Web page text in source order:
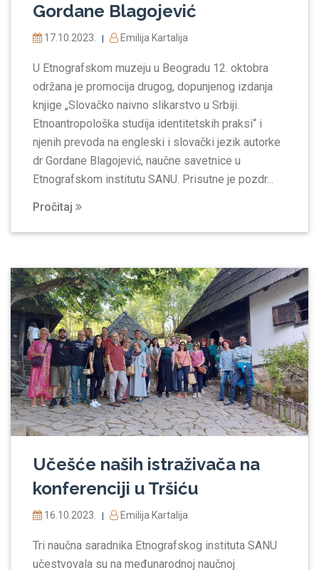
Gordane Blagojević
17.10.2023. Emilija Kartalija
U Etnografskom muzeju u Beogradu 12. oktobra
održana je promocija drugog, dopunjenog izdanja
knjige „Slovačko naivno slikarstvo u Srbiji.
Etnoantropološka studija identitetskih praksi“ i
njenih prevoda na engleski i slovački jezik autorke
dr Gordane Blagojević, naučne savetnice u
Etnografskom institutu SANU. Prisutne je pozdr...
Pročitaj
Učešće naših istraživača na
konferenciji u Tršiću
16.10.2023. | Emilija Kartalija
Tri naučna saradnika Etnografskog instituta SANU
učestvovala su na međunarodnoj naučnoj